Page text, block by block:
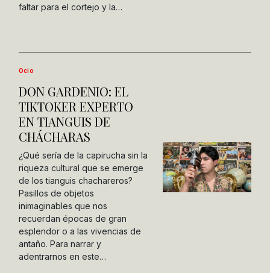
faltar para el cortejo y la…
Ocio
DON GARDENIO: EL
TIKTOKER EXPERTO
EN TIANGUIS DE
CHÁCHARAS
¿Qué sería de la capirucha sin la
riqueza cultural que se emerge
de los tianguis chachareros?
Pasillos de objetos
inimaginables que nos
recuerdan épocas de gran
esplendor o a las vivencias de
antaño. Para narrar y
adentrarnos en este…